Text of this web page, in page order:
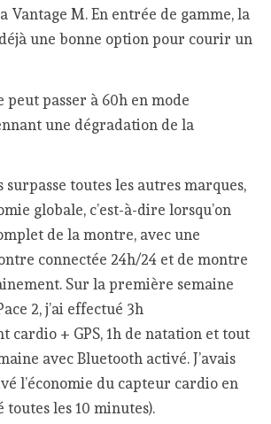
Vantage M. En entrée de gamme, la
une bonne option pour courir un
peut passer à 60h en mode
une dégradation de la
surpasse toutes les autres marques,
globale, c’est-à-dire lorsqu’on
de la montre, avec une
connectée 24h/24 et de montre
Sur la première semaine
2, j’ai effectué 3h
cardio + GPS, 1h de natation et tout
avec Bluetooth activé. J’avais
l’économie du capteur cardio en
toutes les 10 minutes).